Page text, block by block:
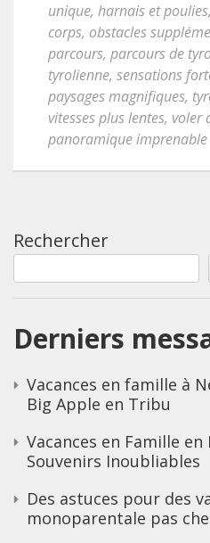
unique, harnais et poulies,
corps, obstacles
parcours, parcours de
tyrolienne, sensations
paysages magnifiques,
vitesses plus lentes, voler
panoramique imprenable
Rechercher
Derniers
Vacances en famille à
Big Apple en Tribu
Vacances en Famille en
Souvenirs Inoubliables
Des astuces pour des
monoparentale pas